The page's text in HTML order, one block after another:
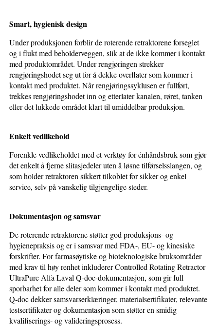
Smart, hygienisk design
Under produksjonen forblir de roterende retraktorene forseglet
og i flukt med beholderveggen, slik at de ikke kommer i kontakt
med produktområdet. Under rengjøringen strekker
rengjøringshodet seg ut for å dekke overflater som kommer i
kontakt med produktet. Når rengjøringssyklusen er fullført,
trekkes rengjøringshodet inn og etterlater kanalen, røret, tanken
eller det lukkede området klart til umiddelbar produksjon.
Enkelt vedlikehold
Forenkle vedlikeholdet med et verktøy for énhåndsbruk som gjør
det enkelt å fjerne slitasjedeler uten å løsne tilførselsslangen, og
som holder retraktoren sikkert tilkoblet for sikker og enkel
service, selv på vanskelig tilgjengelige steder.
Dokumentasjon og samsvar
De roterende retraktorene støtter god produksjons- og
hygienepraksis og er i samsvar med FDA-, EU- og kinesiske
forskrifter. For farmasøytiske og bioteknologiske bruksområder
med krav til høy renhet inkluderer Controlled Rotating Retractor
UltraPure Alfa Laval Q-doc-dokumentasjon, som gir full
sporbarhet for alle deler som kommer i kontakt med produktet.
Q-doc dekker samsvarserklæringer, materialsertifikater, relevante
testsertifikater og dokumentasjon som støtter en smidig
kvalifiserings- og valideringsprosess.